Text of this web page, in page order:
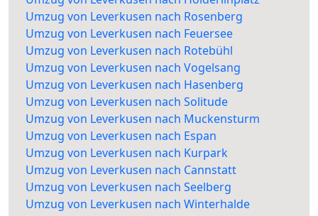
Umzug von Leverkusen nach Rosenberg
Umzug von Leverkusen nach Feuersee
Umzug von Leverkusen nach Rotebühl
Umzug von Leverkusen nach Vogelsang
Umzug von Leverkusen nach Hasenberg
Umzug von Leverkusen nach Solitude
Umzug von Leverkusen nach Muckensturm
Umzug von Leverkusen nach Espan
Umzug von Leverkusen nach Kurpark
Umzug von Leverkusen nach Cannstatt
Umzug von Leverkusen nach Seelberg
Umzug von Leverkusen nach Winterhalde